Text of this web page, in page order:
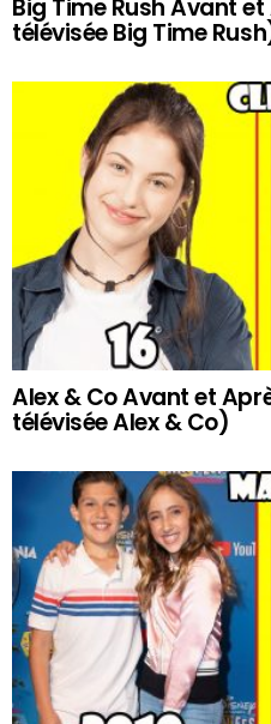
Big Time Rush Avant
télévisée Big Time
Alex & Co Avant et
télévisée Alex & Co)